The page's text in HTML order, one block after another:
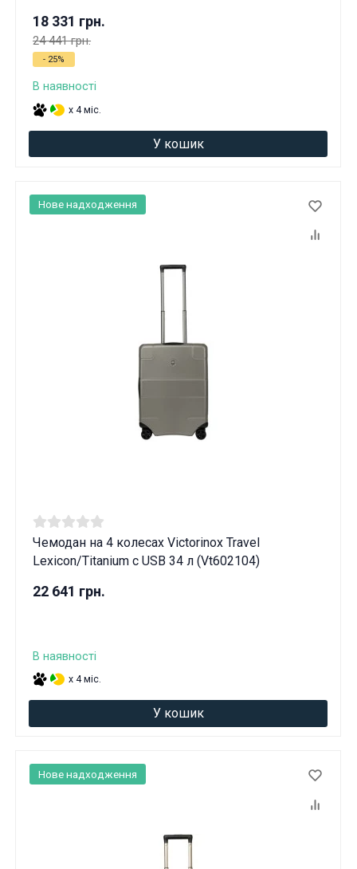
18 331 грн.
24 441 грн.
- 25%
В наявності
x 4 міс.
У кошик
Чемодан на 4 колесах Victorinox Travel
Lexicon/Titanium с USB 34 л (Vt602104)
22 641 грн.
В наявності
x 4 міс.
У кошик
Нове надходження
Нове надходження